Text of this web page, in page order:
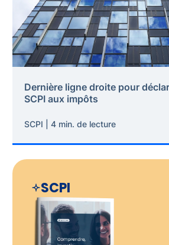
Dernière ligne droite pour
SCPI aux impôts
SCPI | 4 min. de lecture
SCPI